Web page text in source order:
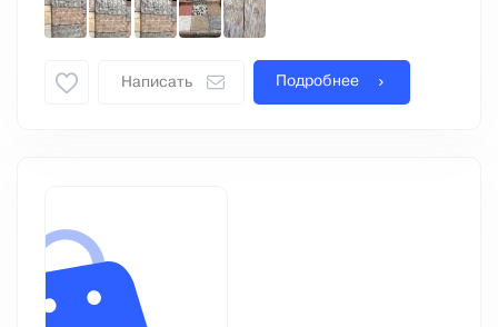
Написать Подробнее